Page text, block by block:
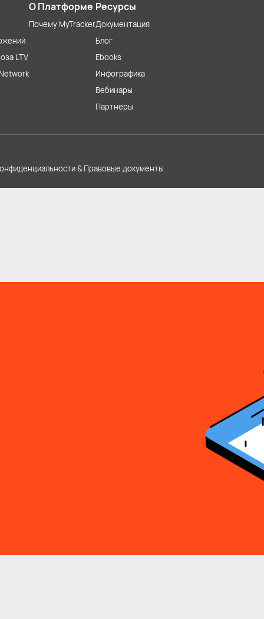
LTV
О Платформе
Почему MyTracker
Ресурсы
Документация
Блог
Ebooks
Инфографика
Вебинары
Партнёры
& Правовые документы